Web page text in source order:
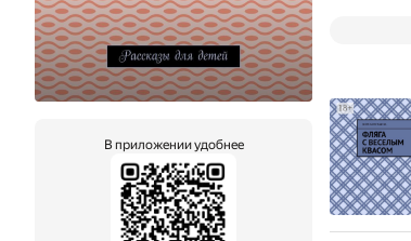
В приложении удобнее